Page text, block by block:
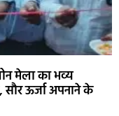
मेला का भव्य
ऊर्जा अपनाने के